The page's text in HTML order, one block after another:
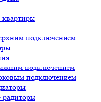
квартиры
подключением
подключением
подключением
радиторы